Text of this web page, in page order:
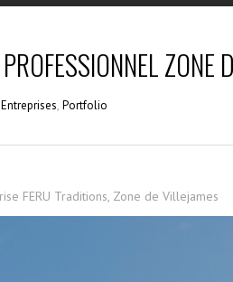
ZONE
Entreprises, Portfolio
FERU Traditions, Zone de Villejames